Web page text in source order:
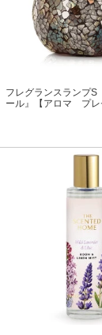
フレグランスランプS
ール』【アロマ プ